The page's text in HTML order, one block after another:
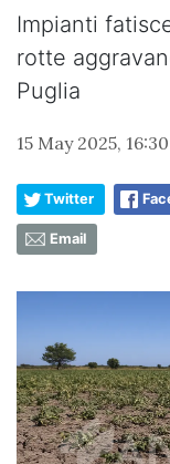
Impianti
rotte
Puglia
15 May 2025, 16:30
Twitter
Email